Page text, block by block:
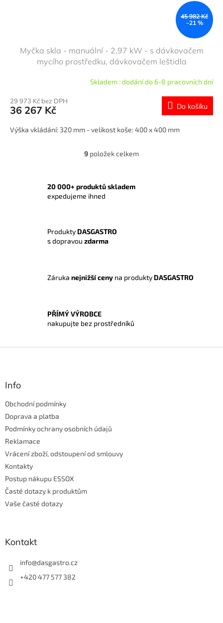
45 982 Kč
–21 %
Myčka skla - manuální - 2,97 kW - s dávkovačem
mycího prostředku, dávkovačem leštidla
Skladem : dodání do 6-8 pracovních dní
29 973 Kč bez DPH
36 267 Kč Do košíku
Výška vkládání: 320 mm - velikost koše: 400 x 400 mm
O
á
p
v
s
u
9 položek celkem
20 000+ produktů skladem
expedujeme ihned
Produkty DASGASTRO
s dopravou zdarma
Záruka nejnižší ceny na produkty DASGASTRO
PŘÍMÝ VÝROBCE
nakupujte bez prostředníků
Z
Info
Obchodní podmínky
Doprava a platba
Podmínky ochrany osobních údajů
Reklamace
Vrácení zboží, odstoupení od smlouvy
Kontakty
Postup nákupu ESSOX
Časté dotazy k produktům
Vaše časté dotazy
Kontakt
info@dasgastro.cz
+420 477 577 382